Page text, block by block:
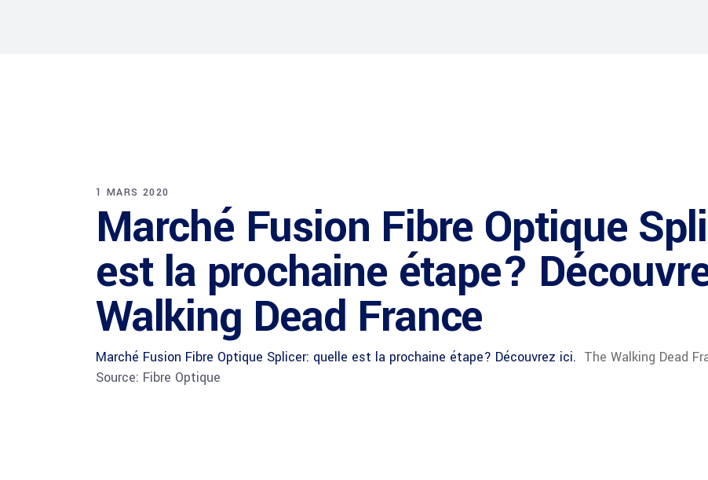
1 MARS 2020
Marché Fusion Fibre Optique
est la prochaine étape?
Walking Dead France
Marché Fusion Fibre Optique Splicer: quelle est la prochaine étape? Découvrez ici. The Walking Dead
Source: Fibre Optique